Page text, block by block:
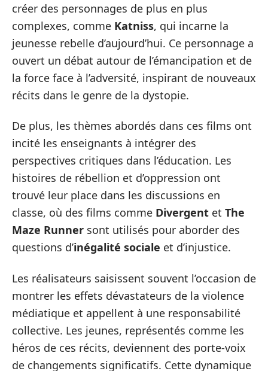
créer des personnages de plus en plus
complexes, comme Katniss, qui incarne la
jeunesse rebelle d’aujourd’hui. Ce personnage a
ouvert un débat autour de l’émancipation et de
la force face à l’adversité, inspirant de nouveaux
récits dans le genre de la dystopie.
De plus, les thèmes abordés dans ces films ont
incité les enseignants à intégrer des
perspectives critiques dans l’éducation. Les
histoires de rébellion et d’oppression ont
trouvé leur place dans les discussions en
classe, où des films comme Divergent et The
Maze Runner sont utilisés pour aborder des
questions d’inégalité sociale et d’injustice.
Les réalisateurs saisissent souvent l’occasion de
montrer les effets dévastateurs de la violence
médiatique et appellent à une responsabilité
collective. Les jeunes, représentés comme les
héros de ces récits, deviennent des porte-voix
de changements significatifs. Cette dynamique